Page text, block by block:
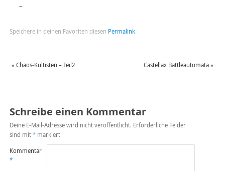
–
Speichere in deinen Favoriten diesen Permalink.
« Chaos-Kultisten – Teil2 Castellax Battleautomata»
Schreibe einen Kommentar
Deine E-Mail-Adresse wird nicht veröffentlicht. Erforderliche Felder
sind mit *markiert
Kommentar
*